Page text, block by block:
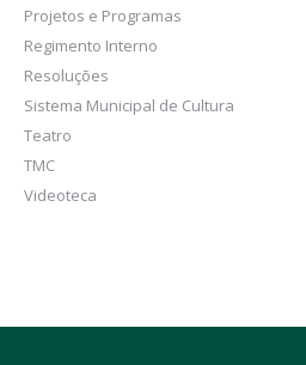
Projetos e Programas
Regimento Interno
Resoluções
Sistema Municipal de Cultura
Teatro
TMC
Videoteca